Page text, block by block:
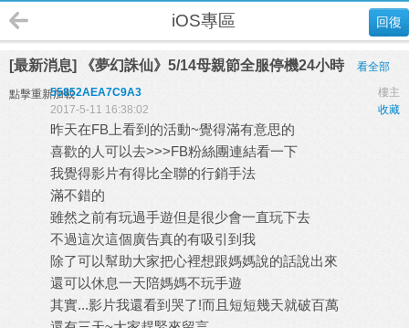
回復
iOS專區
[最新消息] 《夢幻誅仙》5/14母親節全服停機24小時 看全部
點擊重新加載 樓主
55852AEA7C9A3
收藏
2017-5-11 16:38:02
昨天在FB上看到的活動~覺得滿有意思的
喜歡的人可以去>>>FB粉絲團連結看一下
我覺得影片有得比全聯的行銷手法
滿不錯的
雖然之前有玩過手遊但是很少會一直玩下去
不過這次這個廣告真的有吸引到我
除了可以幫助大家把心裡想跟媽媽說的話說出來
還可以休息一天陪媽媽不玩手遊
其實...影片我還看到哭了!而且短短幾天就破百萬